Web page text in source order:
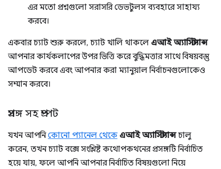
এর মতো প্রশ্নগুলো সরাসরি ডেভটুলস ব্যবহারে সাহায্য
করবে।
একবার চ্যাট শুরু করলে, চ্যাট খালি থাকলে এআই অ্যাসিস্ট্যান্স
আপনার কার্যকলাপের উপর ভিত্তি করে বুদ্ধিমত্তার সাথে বিষয়বস্তু
আপডেট করবে এবং আপনার করা ম্যানুয়াল নির্বাচনগুলোকেও
সম্মান করবে।
প্রসঙ্গ সহ প্রম্পট
যখন আপনিকোনো প্যানেল থেকে এআই অ্যাসিস্ট্যান্সচালু
করেন, তখন চ্যাট বক্সে সংশ্লিষ্ট কথোপকথনের প্রসঙ্গটি নির্বাচিত
হয়ে যায়, ফলে আপনি আপনার নির্বাচিত বিষয়গুলো নিয়ে